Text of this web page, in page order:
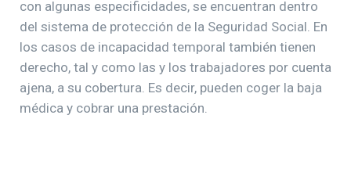
con algunas especificidades, se encuentran dentro
del sistema de protección de la Seguridad Social. En
los casos de incapacidad temporal también tienen
derecho, tal y como las y los trabajadores por cuenta
ajena, a su cobertura. Es decir, pueden coger la baja
médica y cobrar una prestación.